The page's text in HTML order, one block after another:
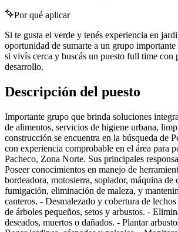
Por qué aplicar
Si te gusta el verde y tenés experiencia en
oportunidad de sumarte a un grupo importante
si vivís cerca y buscás un puesto full time con
desarrollo.
Descripción del puesto
Importante grupo que brinda soluciones
de alimentos, servicios de higiene urbana,
construcción se encuentra en la búsqueda de
con experiencia comprobable en el área para
Pacheco, Zona Norte. Sus principales
Poseer conocimientos en manejo de
bordeadora, motosierra, soplador, máquina de
fumigación, eliminación de maleza, y
canteros. - Desmalezado y cobertura de
de árboles pequeños, setos y arbustos. -
deseados, muertos o dañados. - Plantar